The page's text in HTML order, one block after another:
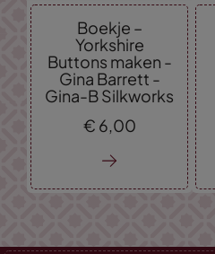
Boekje –
Yorkshire
Buttons maken -
Gina Barrett -
Gina-B Silkworks
€ 6, 00